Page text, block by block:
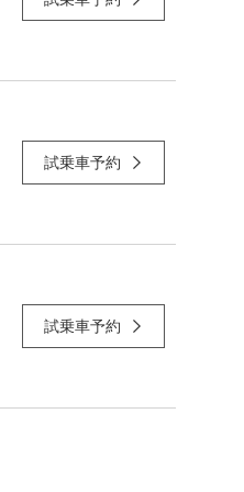
試乗車予約
試乗車予約